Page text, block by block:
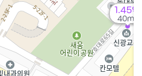
1.45억
40m²